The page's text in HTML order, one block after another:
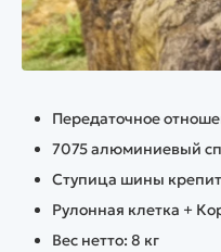
Передаточное
7075 алюминиевый
Ступица шины
Рулонная клетка +
Вес нетто: 8 кг